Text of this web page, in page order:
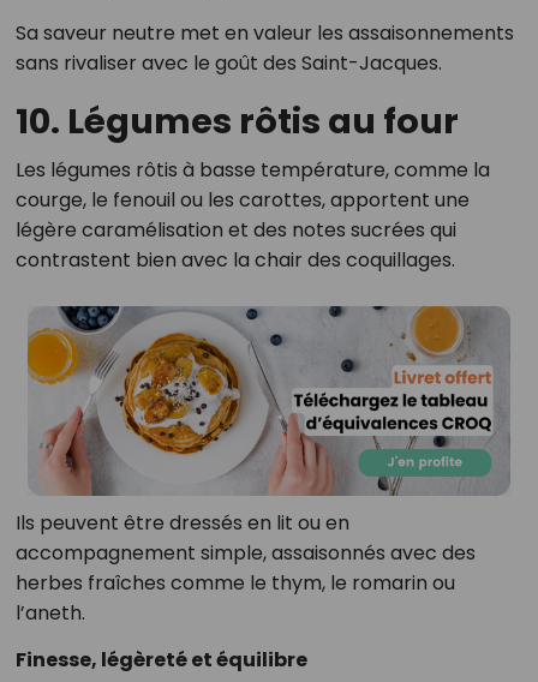
Sa saveur neutre met en valeur les assaisonnements
sans rivaliser avec le goût des Saint-Jacques.
10. Légumes rôtis au four
Les légumes rôtis à basse température, comme la
courge, le fenouil ou les carottes, apportent une
légère caramélisation et des notes sucrées qui
contrastent bien avec la chair des coquillages.
Ils peuvent être dressés en lit ou en
accompagnement simple, assaisonnés avec des
herbes fraîches comme le thym, le romarin ou
l’aneth.
Finesse, légèreté et équilibre